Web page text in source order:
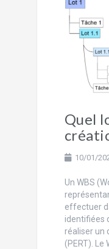
Quel
10/01/
Un WBS
effectuer
identifiées
réaliser un
(PERT). Le